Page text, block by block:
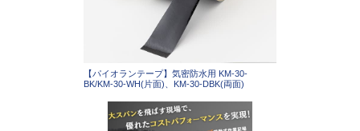
【パイオランテープ】気密防水用 KM-30-
BK/KM-30-WH(片面)、KM-30-DBK(両面)